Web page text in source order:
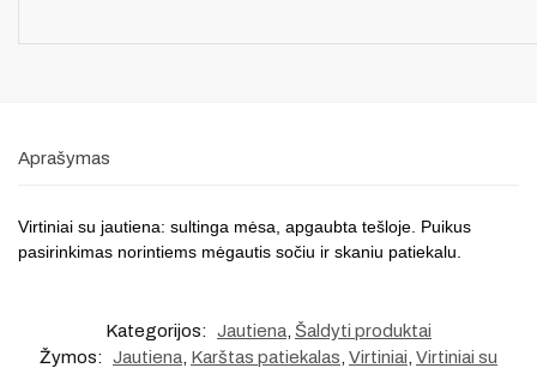
Aprašymas
Virtiniai su jautiena: sultinga mėsa, apgaubta tešloje. Puikus
pasirinkimas norintiems mėgautis sočiu ir skaniu patiekalu.
Kategorijos: Jautiena Šaldyti produktai
Žymos:
Jautiena Karštas patiekalas Virtiniai Virtiniai su